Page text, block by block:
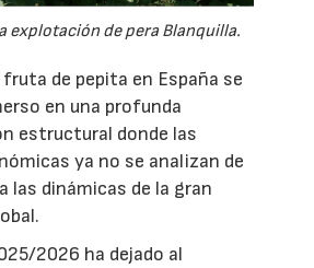
explotación de pera Blanquilla.
de pepita en España se
en una profunda
estructural donde las
ya no se analizan de
las dinámicas de la gran
2026 ha dejado al